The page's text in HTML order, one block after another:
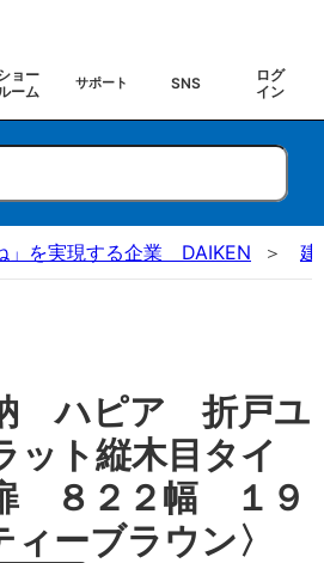
ョー
ーム
サポート SNS
ログ
イン
」を実現する企業 DAIKEN 建
ハピア 折戸ユ
ト縦木目タイ
８２２幅 １９
ーブラウン〉